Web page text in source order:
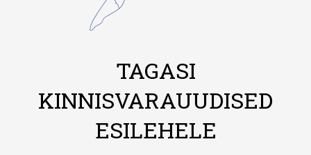
TAGASI
KINNISVARAUUDISED
ESILEHELE